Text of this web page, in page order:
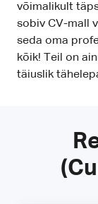
võimalikult
sobiv CV-mall
seda oma
kõik! Teil on
täiuslik